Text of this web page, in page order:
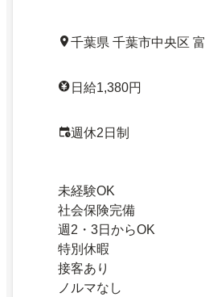
千葉県 千葉市中央区
日給1,380円
週休2日制
未経験OK
社会保険完備
週2・3日からOK
特別休暇
接客あり
ノルマなし